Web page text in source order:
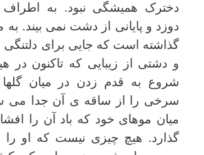
دخترک همیشگی نبود. به اطراف
دوزد و پایانی از دشت نمی بیند. به
گذاشته است که جایی برای دلتنگی
و دشتی از زیبایی که تاکنون در هیچ
شروع به قدم زدن در میان گلها
سرخی را از ساقه ی آن جدا می
میان موهای خود که باد آن را
گذارد. هیچ چیزی نیست که او را